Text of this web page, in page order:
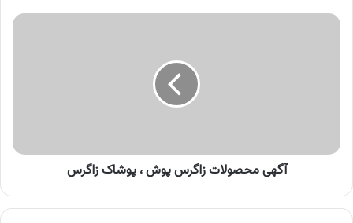
آگهی
آگهی محصولات زاگرس پوش ، پوشاک زاگرس